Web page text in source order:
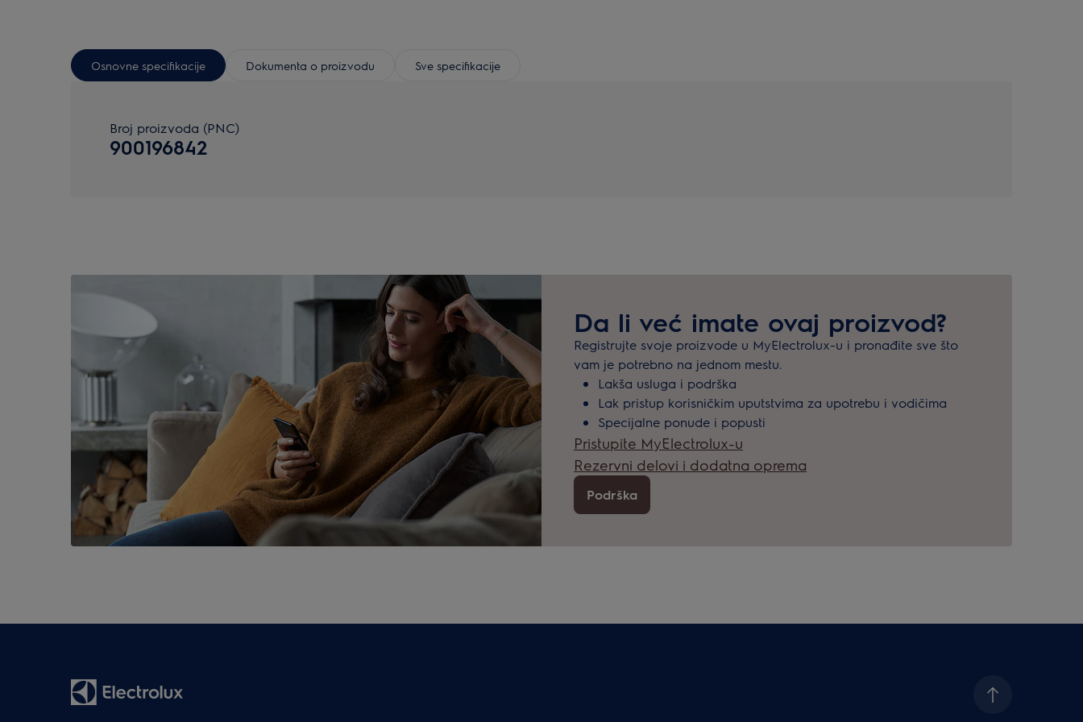
Osnovne specifikacije Dokumenta o proizvodu Sve specifikacije
Broj proizvoda (PNC)
900196842
Da li već imate ovaj proizvod?
Registrujte svoje proizvode u MyElectrolux-u i pronađite sve što
vam je potrebno na jednom mestu.
Lakša usluga i podrška
Lak pristup korisničkim uputstvima za upotrebu i vodičima
Specijalne ponude i popusti
Pristupite MyElectrolux-u
Rezervni delovi i dodatna oprema
Podrška